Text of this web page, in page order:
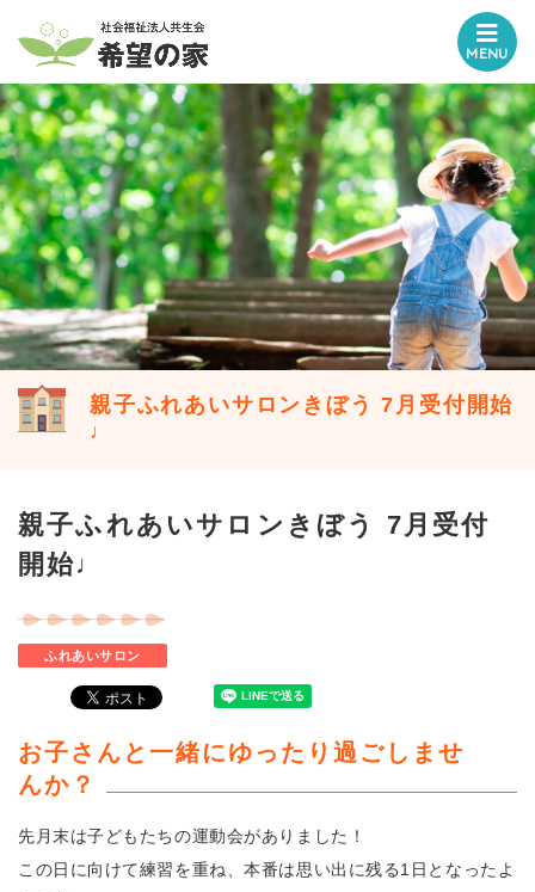
MENU
親子ふれあいサロンきぼう 7月受付開始
♩
親子ふれあいサロンきぼう 7月受付
開始♩
ふれあいサロン
お子さんと一緒にゆったり過ごしませ
んか？
先月末は子どもたちの運動会がありました！
この日に向けて練習を重ね、本番は思い出に残る1日となったよ